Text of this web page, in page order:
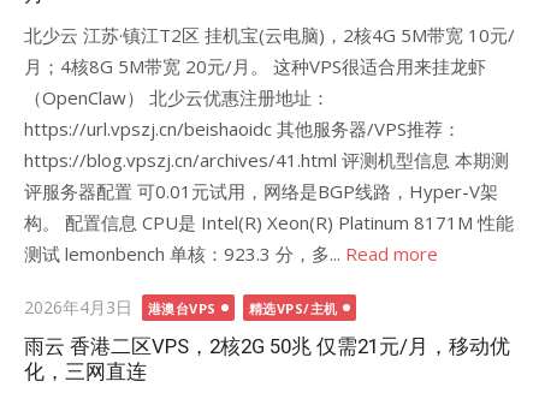
北少云 江苏·镇江T2区 挂机宝(云电脑)，2核4G 5M带宽 10元/
月；4核8G 5M带宽 20元/月。 这种VPS很适合用来挂龙虾
（OpenClaw） 北少云优惠注册地址：
https://url.vpszj.cn/beishaoidc 其他服务器/VPS推荐：
https://blog.vpszj.cn/archives/41.html 评测机型信息 本期测
评服务器配置 可0.01元试用，网络是BGP线路，Hyper-V架
构。 配置信息 CPU是 Intel(R) Xeon(R) Platinum 8171M 性能
测试 lemonbench 单核：923.3 分，多... Read more
Posted
on
2026年4月3日 港澳台VPS 精选VPS/主机
雨云 香港二区VPS，2核2G 50兆 仅需21元/月，移动优
化，三网直连